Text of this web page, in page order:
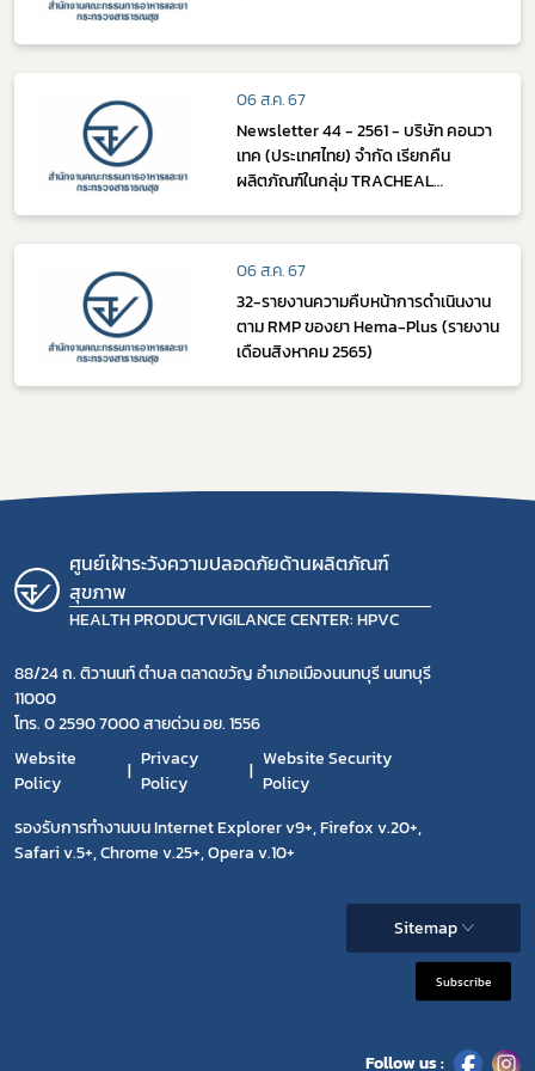
06 ส.ค. 67
Newsletter 44 - 2561 - บริษัท คอนวา
เทค (ประเทศไทย) จำกัด เรียกคืน
ผลิตภัณฑ์ในกลุ่ม TRACHEAL
06 ส.ค. 67
32-รายงานความคืบหน้าการดำเนินงาน
ตาม RMP ของยา Hema-Plus (รายงาน
เดือนสิงหาคม 2565)
ศูนย์เฝ้าระวังความปลอดภัยด้านผลิตภัณฑ์
สุขภาพ
HEALTH PRODUCTVIGILANCE CENTER: HPVC
88/24 ถ. ติวานนท์ ตำบล ตลาดขวัญ อำเภอเมืองนนทบุรี นนทบุรี
11000
โทร. 0 2590 7000 สายด่วน อย. 1556
Website
Policy
Privacy
Policy
Website Security
Policy
รองรับการทำงานบน Internet Explorer v9+, Firefox v.20+,
Safari v.5+, Chrome v.25+, Opera v.10+
Sitemap
Subscribe
Follow us :